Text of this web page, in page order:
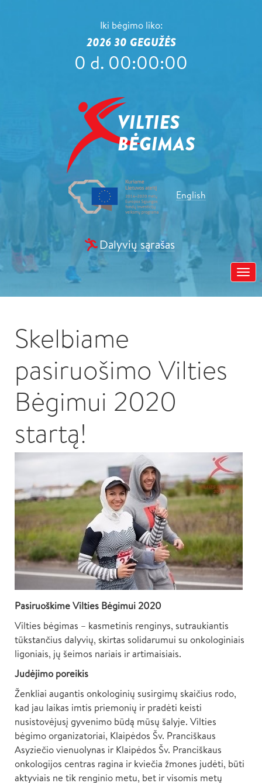
Iki bėgimo liko:
2026 30 GEGUŽĖS
0 d. 00:00:00
English
Dalyvių sąrašas
Skelbiame
pasiruošimo Vilties
Bėgimui 2020
startą!
Pasiruoškime Vilties Bėgimui 2020
Vilties bėgimas – kasmetinis renginys, sutraukiantis
tūkstančius dalyvių, skirtas solidarumui su onkologiniais
ligoniais, jų šeimos nariais ir artimaisiais.
Judėjimo poreikis
Ženkliai augantis onkologinių susirgimų skaičius rodo,
kad jau laikas imtis priemonių ir pradėti keisti
nusistovėjusį gyvenimo būdą mūsų šalyje. Vilties
bėgimo organizatoriai, Klaipėdos Šv. Pranciškaus
Asyziečio vienuolynas ir Klaipėdos Šv. Pranciškaus
onkologijos centras ragina ir kviečia žmones judėti, būti
aktyviais ne tik renginio metu, bet ir visomis metų